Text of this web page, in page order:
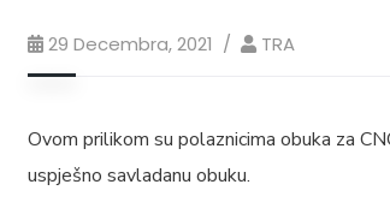
29 Decembra, 2021 TRA
Ovom prilikom su polaznicima obuka za
uspješno savladanu obuku.